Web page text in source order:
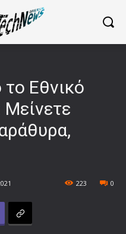
Εθνικό
0
223